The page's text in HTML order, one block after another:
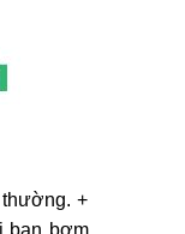
+
bạn bơm